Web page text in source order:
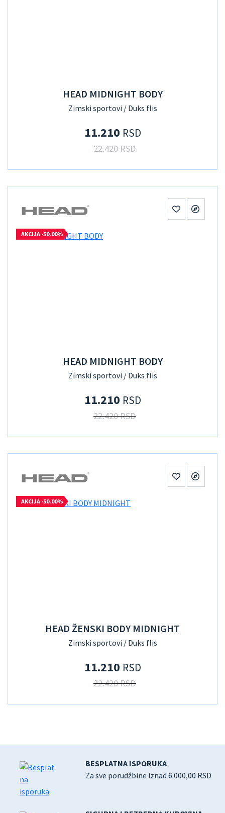
HEAD MIDNIGHT BODY
Zimski sportovi / Duks flis
11.210 RSD
22.420 RSD
AKCIJA -50.00%
HEAD MIDNIGHT BODY
Zimski sportovi / Duks flis
11.210 RSD
22.420 RSD
AKCIJA -50.00%
HEAD ŽENSKI BODY MIDNIGHT
Zimski sportovi / Duks flis
11.210 RSD
22.420 RSD
BESPLATNA ISPORUKA
Za sve porudžbine iznad 6.000,00 RSD